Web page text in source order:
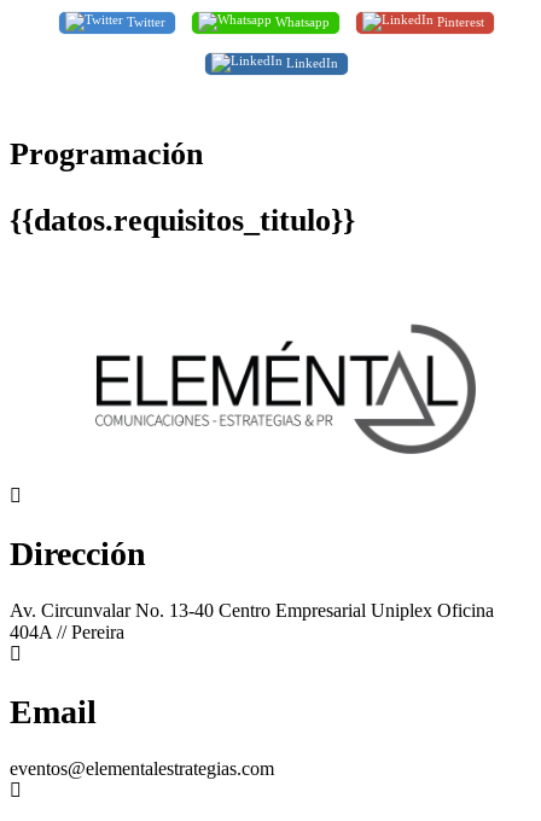
Twitter Whatsapp Pinterest
LinkedIn
Programación
{{datos.requisitos_titulo}}
Dirección
Av. Circunvalar No. 13-40 Centro Empresarial Uniplex Oficina
404A // Pereira
Email
eventos@elementalestrategias.com